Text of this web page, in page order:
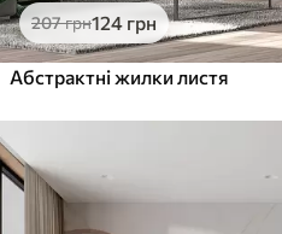
207грн124 грн
Абстрактні жилки листя